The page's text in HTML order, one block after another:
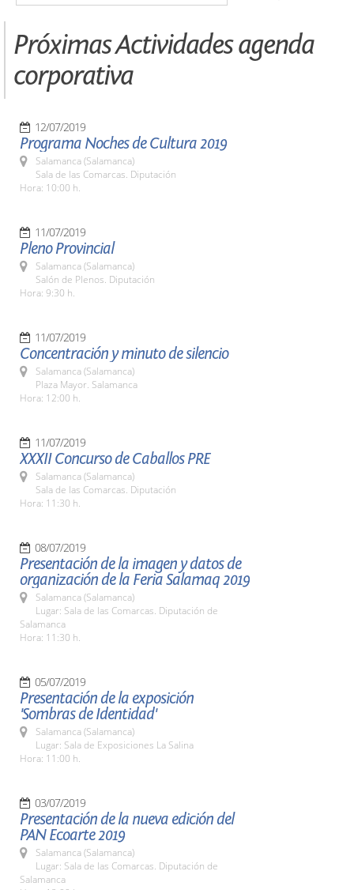
Próximas Actividades agenda
corporativa
12/07/2019
Programa Noches de Cultura 2019
Salamanca (Salamanca)
Sala de las Comarcas. Diputación
Hora: 10:00 h.
11/07/2019
Pleno Provincial
Salamanca (Salamanca)
Salón de Plenos. Diputación
Hora: 9:30 h.
11/07/2019
Concentración y minuto de silencio
Salamanca (Salamanca)
Plaza Mayor. Salamanca
Hora: 12:00 h.
11/07/2019
XXXII Concurso de Caballos PRE
Salamanca (Salamanca)
Sala de las Comarcas. Diputación
Hora: 11:30 h.
08/07/2019
Presentación de la imagen y datos de
organización de la Feria Salamaq 2019
Salamanca (Salamanca)
Lugar: Sala de las Comarcas. Diputación de
Salamanca
Hora: 11:30 h.
05/07/2019
Presentación de la exposición
'Sombras de Identidad'
Salamanca (Salamanca)
Lugar: Sala de Exposiciones La Salina
Hora: 11:00 h.
03/07/2019
Presentación de la nueva edición del
PAN Ecoarte 2019
Salamanca (Salamanca)
Lugar: Sala de las Comarcas. Diputación de
Salamanca